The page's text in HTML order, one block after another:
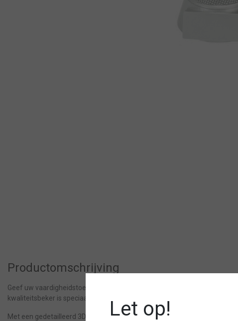
Productomschrijving
Geef uw vaardigheidstoetsen de glans die het verdient met deze
kwaliteitsbeker is speciaal ontworpen om vakmanschap, moed en
Met een gedetailleerd 3D-ontwerp van een brandweerman in actie,
Let op!